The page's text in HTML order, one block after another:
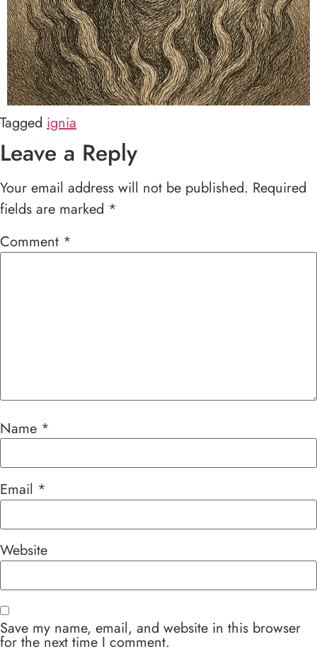
Tagged ignia
Leave a Reply
Your email address will not be published. Required
fields are marked *
Comment *
Name *
Email *
Website
Save my name, email, and website in this browser
for the next time I comment.